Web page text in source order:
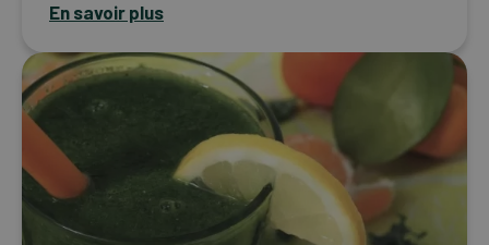
En savoir plus